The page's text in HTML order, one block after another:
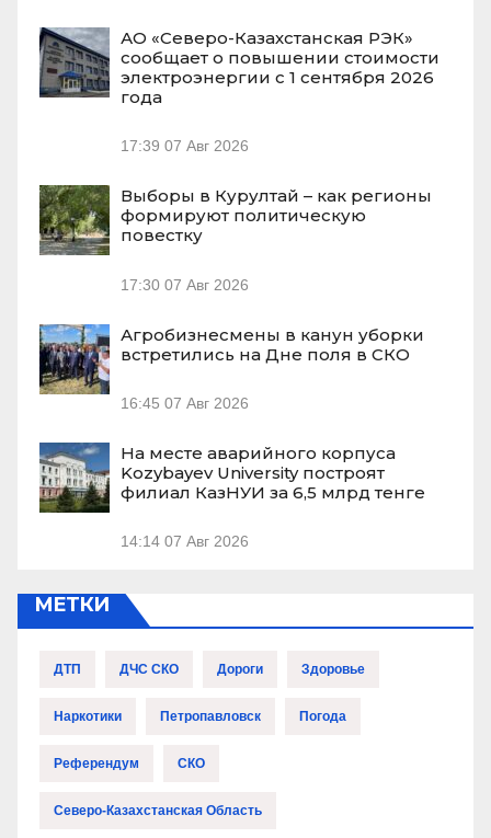
АО «Северо-Казахстанская РЭК»
сообщает о повышении стоимости
электроэнергии с 1 сентября 2026
года
17:39 07 Авг 2026
Выборы в Курултай – как регионы
формируют политическую
повестку
17:30 07 Авг 2026
Агробизнесмены в канун уборки
встретились на Дне поля в СКО
16:45 07 Авг 2026
На месте аварийного корпуса
Kozybayev University построят
филиал КазНУИ за 6,5 млрд тенге
14:14 07 Авг 2026
МЕТКИ
ДТП ДЧС СКО Дороги Здоровье
Наркотики Петропавловск Погода
Референдум СКО
Северо-Казахстанская Область